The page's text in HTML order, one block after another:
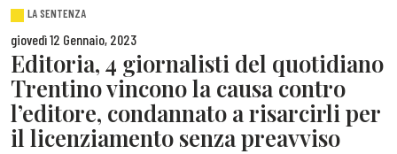
LA SENTENZA
giovedì 12 Gennaio, 2023
Editoria, 4 giornalisti del quotidiano
Trentino vincono la causa contro
l’editore, condannato a risarcirli per
il licenziamento senza preavviso